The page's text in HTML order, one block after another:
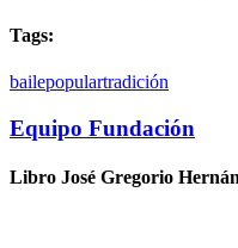
Tags:
bailepopulartradición
Equipo Fundación
Libro José Gregorio